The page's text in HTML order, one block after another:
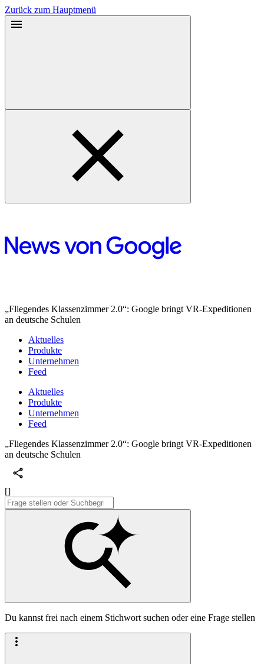
Zurück zum Hauptmenü
„Fliegendes Klassenzimmer 2.0“: Google bringt VR-Expeditionen
an deutsche Schulen
Aktuelles
Produkte
Unternehmen
Feed
Aktuelles
Produkte
Unternehmen
Feed
„Fliegendes Klassenzimmer 2.0“: Google bringt VR-Expeditionen
an deutsche Schulen
[]
Du kannst frei nach einem Stichwort suchen oder eine Frage stellen